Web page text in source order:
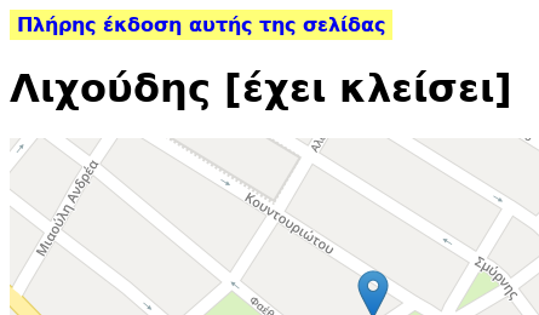
Πλήρης έκδοση αυτής της σελίδας
Λιχούδης [έχει κλείσει]